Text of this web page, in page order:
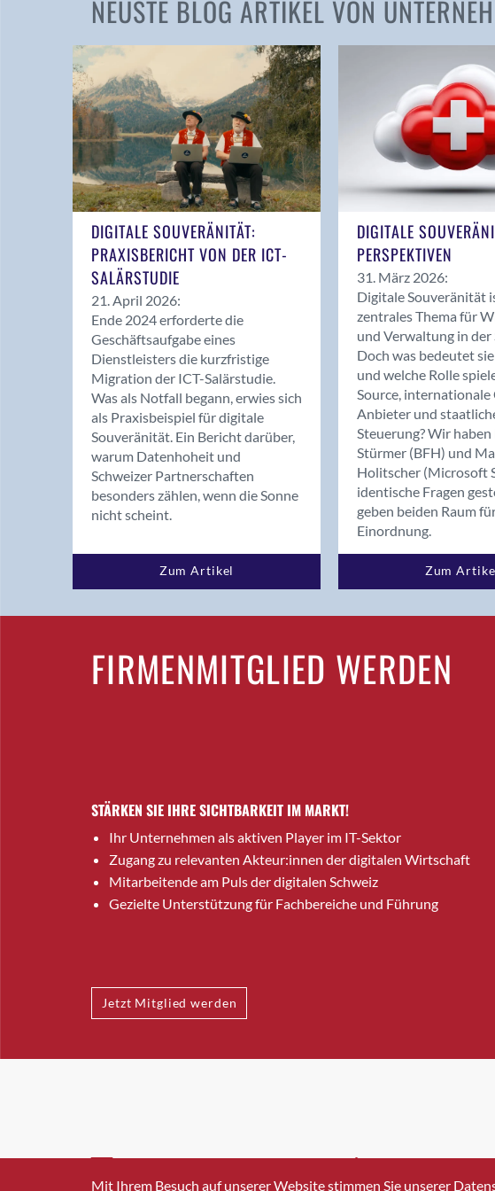
NEUSTE BLOG ARTIKEL VON
DIGITALE SOUVERÄNITÄT:
PRAXISBERICHT VON DER ICT-
SALÄRSTUDIE
21. April 2026:
Ende 2024 erforderte die
Geschäftsaufgabe eines
Dienstleisters die kurzfristige
Migration der ICT-Salärstudie.
Was als Notfall begann, erwies sich
als Praxisbeispiel für digitale
Souveränität. Ein Bericht darüber,
warum Datenhoheit und
Schweizer Partnerschaften
besonders zählen, wenn die Sonne
nicht scheint.
Zum Artikel
DIGITALE
PERSPEKTIVEN
31. März 2026:
Digitale Souveränität
zentrales Thema für
und Verwaltung in der
Doch was bedeutet
und welche Rolle
Source, internationale
Anbieter und
Steuerung? Wir
Stürmer (BFH) und
Holitscher (Microsoft
identische Fragen
geben beiden Raum
Einordnung.
Zum
FIRMENMITGLIED WERDEN
STÄRKEN SIE IHRE SICHTBARKEIT IM MARKT!
Ihr Unternehmen als aktiven Player im IT-Sektor
Zugang zu relevanten Akteur:innen der digitalen Wirtschaft
Mitarbeitende am Puls der digitalen Schweiz
Gezielte Unterstützung für Fachbereiche und Führung
Jetzt Mitglied werden
INFO@SWISSICT.CH +41 43 336 40 20
Mit Ihrem Besuch auf unserer Website stimmen Sie unserer